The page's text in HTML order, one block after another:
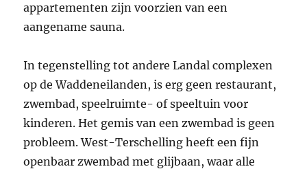
appartementen zijn voorzien van een
aangename sauna.
In tegenstelling tot andere Landal complexen
op de Waddeneilanden, is erg geen restaurant,
zwembad, speelruimte- of speeltuin voor
kinderen. Het gemis van een zwembad is geen
probleem. West-Terschelling heeft een fijn
openbaar zwembad met glijbaan, waar alle